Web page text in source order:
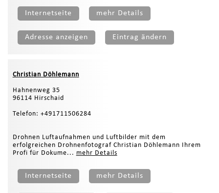
Internetseite mehr Details
Adresse anzeigen Eintrag ändern
Christian Döhlemann
Hahnenweg 35
96114 Hirschaid
Telefon: +491711506284
Drohnen Luftaufnahmen und Luftbilder mit dem
erfolgreichen Drohnenfotograf Christian Döhlemann Ihrem
Profi für Dokume... mehr Details
Internetseite mehr Details